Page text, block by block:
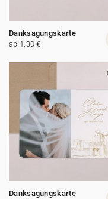
Danksagungskarte
ab 1,30 €
Danksagungskarte